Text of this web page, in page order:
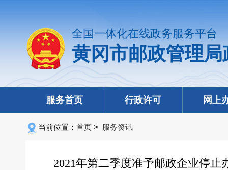
全国一体化在线政务服务平台
黄冈市邮政管理
服务首页 行政许可 网上
当前位置： 首页 > 服务资讯
2021年第二季度准予邮政企业停